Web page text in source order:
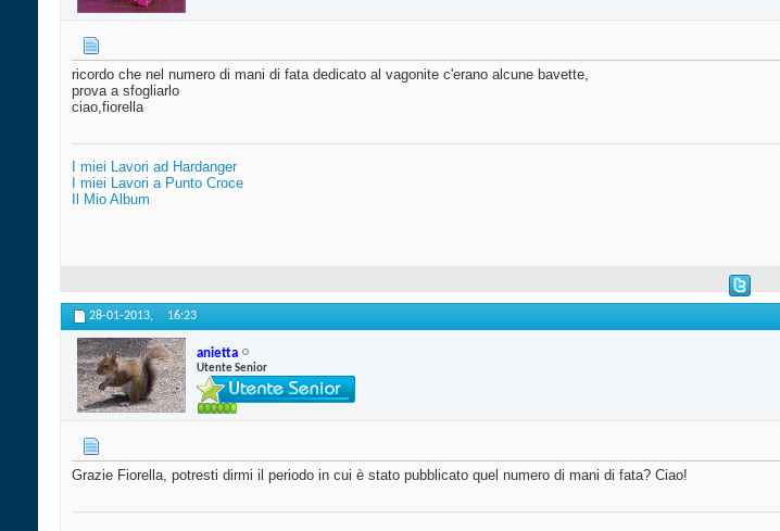
ricordo che nel numero di mani di fata dedicato al vagonite c'erano alcune bavette,
prova a sfogliarlo
ciao,fiorella
I miei Lavori ad Hardanger
I miei Lavori a Punto Croce
Il Mio Album
28-01-2013, 16:23
anietta
Utente Senior
Grazie Fiorella, potresti dirmi il periodo in cui è stato pubblicato quel numero di mani di fata? Ciao!